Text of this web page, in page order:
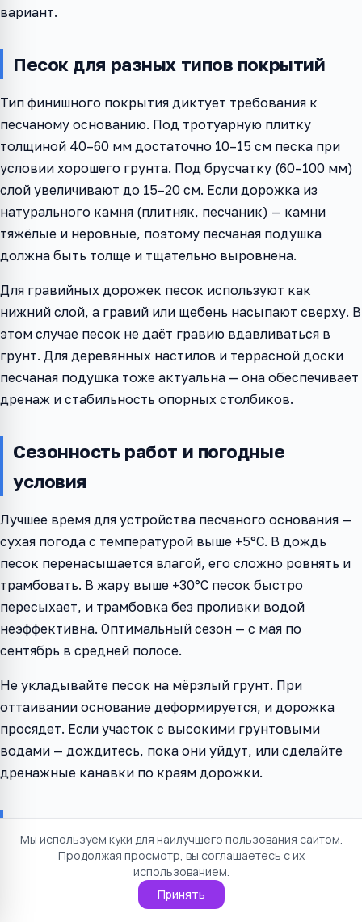
вариант.
Песок для разных типов покрытий
Тип финишного покрытия диктует требования к
песчаному основанию. Под тротуарную плитку
толщиной 40–60 мм достаточно 10–15 см песка при
условии хорошего грунта. Под брусчатку (60–100 мм)
слой увеличивают до 15–20 см. Если дорожка из
натурального камня (плитняк, песчаник) — камни
тяжёлые и неровные, поэтому песчаная подушка
должна быть толще и тщательно выровнена.
Для гравийных дорожек песок используют как
нижний слой, а гравий или щебень насыпают сверху. В
этом случае песок не даёт гравию вдавливаться в
грунт. Для деревянных настилов и террасной доски
песчаная подушка тоже актуальна — она обеспечивает
дренаж и стабильность опорных столбиков.
Сезонность работ и погодные
условия
Лучшее время для устройства песчаного основания —
сухая погода с температурой выше +5°C. В дождь
песок перенасыщается влагой, его сложно ровнять и
трамбовать. В жару выше +30°C песок быстро
пересыхает, и трамбовка без проливки водой
неэффективна. Оптимальный сезон — с мая по
сентябрь в средней полосе.
Не укладывайте песок на мёрзлый грунт. При
оттаивании основание деформируется, и дорожка
просядет. Если участок с высокими грунтовыми
водами — дождитесь, пока они уйдут, или сделайте
дренажные канавки по краям дорожки.
Эксплуатация и уход за песчаным
основанием
Даже идеально уложенная песчаная подушка требует
Мы используем куки для наилучшего пользования сайтом.
Продолжая просмотр, вы соглашаетесь с их
использованием.
Принять